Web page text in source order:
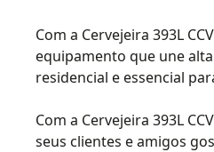
Com a Cervejeira 393L
equipamento que une
residencial e essencial
Com a Cervejeira 393L
seus clientes e amigos